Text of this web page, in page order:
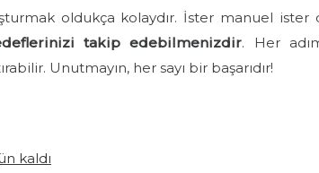
oldukça kolaydır. İster manuel
takip edebilmenizdir. Her
Unutmayın, her sayı bir başarıdır!
kaldı